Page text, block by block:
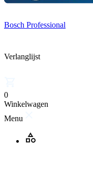
Bosch Professional
Verlanglijst
0
Winkelwagen
Menu